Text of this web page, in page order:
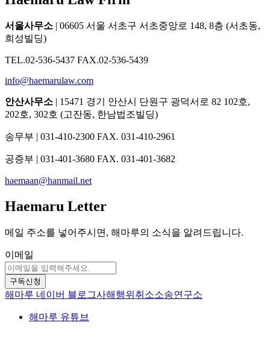
서울사무소 | 06605 서울 서초구 서초중앙로 148, 8층 (서초동,
희성빌딩)
TEL.02-536-5437 FAX.02-536-5439
info@haemarulaw.com
안산사무소 | 15471 경기 안산시 단원구 광덕서로 82 102호,
202호, 302호 (고잔동, 한남법조빌딩)
송무부 | 031-410-2300 FAX. 031-410-2961
공증부 | 031-401-3680 FAX. 031-401-3682
haemaan@hanmail.net
Haemaru Letter
메일 주소를 넣어주시면, 해마루의 소식을 알려드립니다.
이메일
구독신청
해마루 네이버 블로그사해행위취소소송연구소
해마루 유튜브